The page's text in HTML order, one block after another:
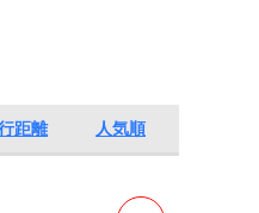
距離 人気順